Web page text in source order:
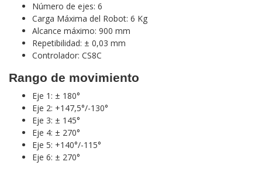
Número de ejes: 6
Carga Máxima del Robot: 6 Kg
Alcance máximo: 900 mm
Repetibilidad: ± 0,03 mm
Controlador: CS8C
Rango de movimiento
Eje 1: ± 180°
Eje 2: +147,5°/-130°
Eje 3: ± 145°
Eje 4: ± 270°
Eje 5: +140°/-115°
Eje 6: ± 270°